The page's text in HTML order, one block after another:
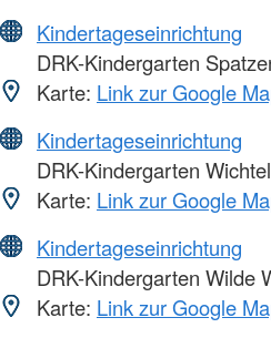
Kindertageseinrichtung
DRK-Kindergarten
Karte: Link zur Google
Kindertageseinrichtung
DRK-Kindergarten
Karte: Link zur Google
Kindertageseinrichtung
DRK-Kindergarten Wilde
Karte: Link zur Google